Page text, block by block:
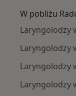
W pobliżu
Laryngolodzy
Laryngolodzy
Laryngolodzy
Laryngolodzy